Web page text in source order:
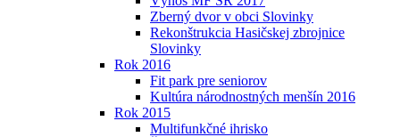
Zberný dvor v obci Slovinky
Rekonštrukcia Hasičskej zbrojnice
Slovinky
Rok 2016
Fit park pre seniorov
Kultúra národnostných menšín 2016
Rok 2015
Multifunkčné ihrisko